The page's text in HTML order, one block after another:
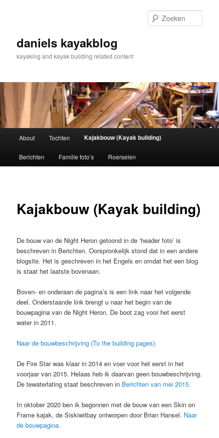
inhouddaniels kayakblog
kayaking and kayak building related content
About Tochten Kajakbouw (Kayak building)
Berichten Familie foto’s Roerselen
Kajakbouw (Kayak building)
De bouw van de Night Heron getoond in de ‘header foto’ is
beschreven in Berichten. Oorspronkelijk stond dat in een andere
blogsite. Het is geschreven in het Engels en omdat het een blog
is staat het laatste bovenaan.
Boven- en onderaan de pagina’s is een link naar het volgende
deel. Onderstaande link brengt u naar het begin van de
bouwpagina van de Night Heron. De boot zag voor het eerst
water in 2011.
Naar de bouwbeschrijving (To the building pages).
De Fire Star was klaar in 2014 en voer voor het eerst in het
voorjaar van 2015. Helaas heb ik daarvan geen bouwbeschrijving.
De tewaterlating staat beschreven in Berichten van mei 2015.
In oktober 2020 ben ik begonnen met de bouw van een Skin on
Frame kajak, de Siskiwitbay ontworpen door Brian Hansel. Naar
de bouwpagina.